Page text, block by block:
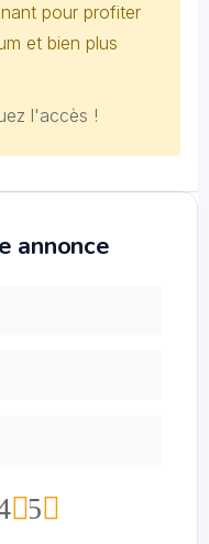
pour profiter
et bien plus
l'accès !
annonce
5